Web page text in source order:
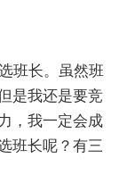
班长。虽然班
是我还是要竞
，我一定会成
班长呢？有三